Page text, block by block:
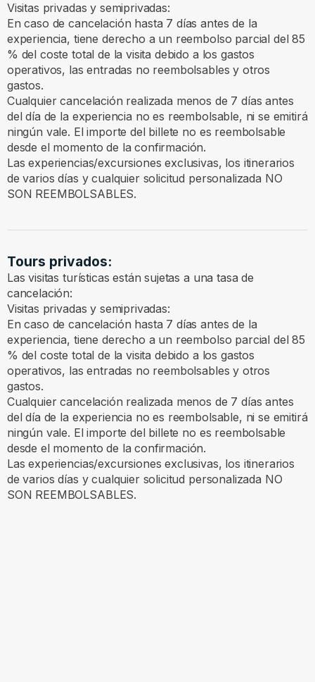
Visitas privadas y semiprivadas:
En caso de cancelación hasta 7 días antes de la
experiencia, tiene derecho a un reembolso parcial del 85
% del coste total de la visita debido a los gastos
operativos, las entradas no reembolsables y otros
gastos.
Cualquier cancelación realizada menos de 7 días antes
del día de la experiencia no es reembolsable, ni se emitirá
ningún vale. El importe del billete no es reembolsable
desde el momento de la confirmación.
Las experiencias/excursiones exclusivas, los itinerarios
de varios días y cualquier solicitud personalizada NO
SON REEMBOLSABLES.
Tours privados:
Las visitas turísticas están sujetas a una tasa de
cancelación:
Visitas privadas y semiprivadas:
En caso de cancelación hasta 7 días antes de la
experiencia, tiene derecho a un reembolso parcial del 85
% del coste total de la visita debido a los gastos
operativos, las entradas no reembolsables y otros
gastos.
Cualquier cancelación realizada menos de 7 días antes
del día de la experiencia no es reembolsable, ni se emitirá
ningún vale. El importe del billete no es reembolsable
desde el momento de la confirmación.
Las experiencias/excursiones exclusivas, los itinerarios
de varios días y cualquier solicitud personalizada NO
SON REEMBOLSABLES.